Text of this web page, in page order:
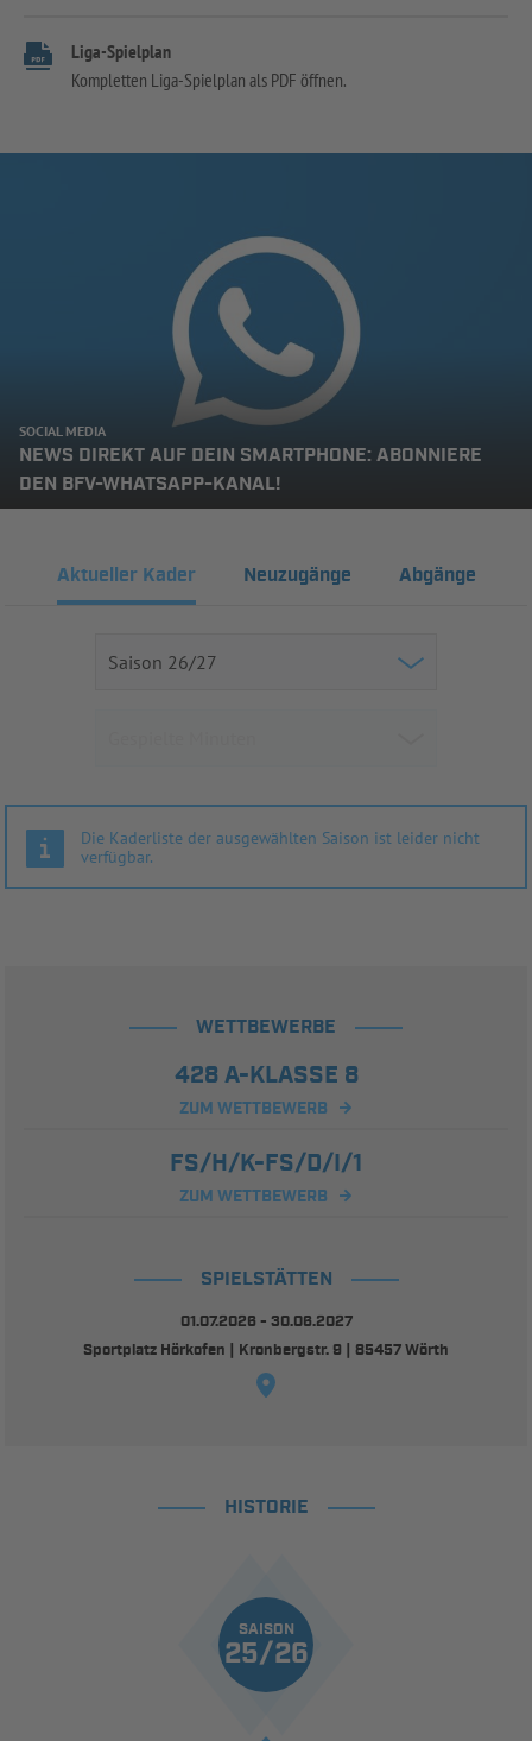
Liga-Spielplan
Kompletten Liga-Spielplan als PDF öffnen.
SOCIAL MEDIA
NEWS DIREKT AUF DEIN SMARTPHONE: ABONNIERE
DEN BFV-WHATSAPP-KANAL!
Aktueller Kader Neuzugänge Abgänge
Die Kaderliste der ausgewählten Saison ist leider nicht
verfügbar.
WETTBEWERBE
428 A-KLASSE 8
ZUM WETTBEWERB
FS/H/K-FS/D/I/1
ZUM WETTBEWERB
SPIELSTÄTTEN
01.07.2026 - 30.06.2027
Sportplatz Hörkofen | Kronbergstr. 9 | 85457 Wörth
HISTORIE
SAISON
25/26